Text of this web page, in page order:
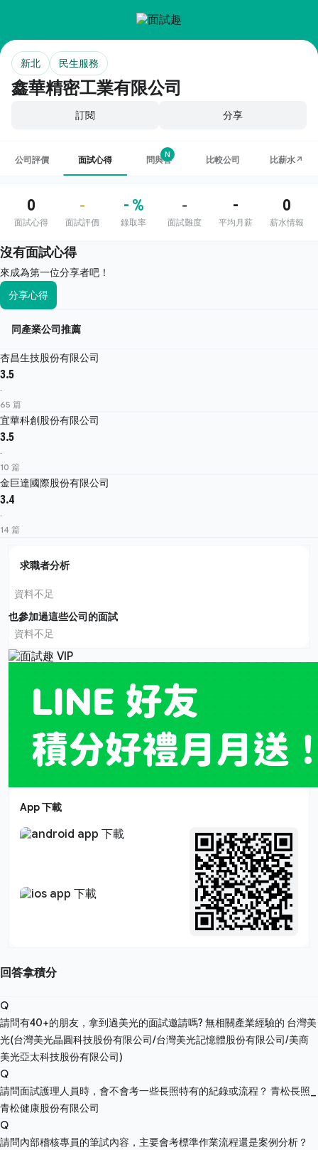
鑫華精密工業有限公司
新北 民生服務
訂閱 分享
公司評價 面試心得 問與答
N
比較公司 比薪水↗
0
面試心得
-
面試評價
- %
錄取率
-
面試難度
-
平均月薪
0
薪水情報
沒有面試心得
來成為第一位分享者吧！
分享心得
同產業公司推薦
杏昌生技股份有限公司
3.5
·
65 篇
宜華科創股份有限公司
3.5
·
10 篇
金巨達國際股份有限公司
3.4
·
14 篇
求職者分析
資料不足
也參加過這些公司的面試
資料不足
App 下載
回答拿積分
Q
請問有40+的朋友，拿到過美光的面試邀請嗎? 無相關產業經驗的 台灣美
光(台灣美光晶圓科技股份有限公司/台灣美光記憶體股份有限公司/美商
美光亞太科技股份有限公司)
Q
請問面試護理人員時，會不會考一些長照特有的紀錄或流程？ 青松長照_
青松健康股份有限公司
Q
請問內部稽核專員的筆試內容，主要會考標準作業流程還是案例分析？